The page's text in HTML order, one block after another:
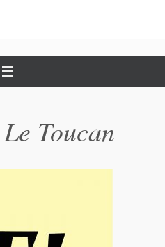
Le Toucan